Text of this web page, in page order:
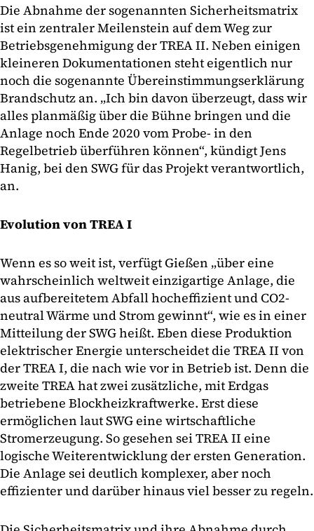
Die Abnahme der sogenannten Sicherheitsmatrix
ist ein zentraler Meilenstein auf dem Weg zur
Betriebsgenehmigung der TREA II. Neben einigen
kleineren Dokumentationen steht eigentlich nur
noch die sogenannte Übereinstimmungserklärung
Brandschutz an. „Ich bin davon überzeugt, dass wir
alles planmäßig über die Bühne bringen und die
Anlage noch Ende 2020 vom Probe- in den
Regelbetrieb überführen können“, kündigt Jens
Hanig, bei den SWG für das Projekt verantwortlich,
an.
Evolution von TREA I
Wenn es so weit ist, verfügt Gießen „über eine
wahrscheinlich weltweit einzigartige Anlage, die
aus aufbereitetem Abfall hocheffizient und CO2-
neutral Wärme und Strom gewinnt“, wie es in einer
Mitteilung der SWG heißt. Eben diese Produktion
elektrischer Energie unterscheidet die TREA II von
der TREA I, die nach wie vor in Betrieb ist. Denn die
zweite TREA hat zwei zusätzliche, mit Erdgas
betriebene Blockheizkraftwerke. Erst diese
ermöglichen laut SWG eine wirtschaftliche
Stromerzeugung. So gesehen sei TREA II eine
logische Weiterentwicklung der ersten Generation.
Die Anlage sei deutlich komplexer, aber noch
effizienter und darüber hinaus viel besser zu regeln.